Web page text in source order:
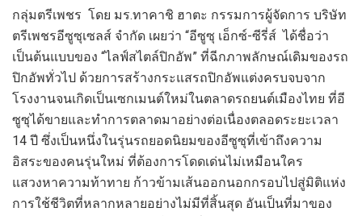
กลุ่มตรีเพชร โดย มร.ทาคาชิ ฮาตะ กรรมการผู้จัดการ บริษัท
ตรีเพชรอีซูซุเซลส์ จำกัด เผยว่า “อีซูซุ เอ็กซ์-ซีรี่ส์ ได้ชื่อว่า
เป็นต้นแบบของ “ไลฟ์สไตล์ปิกอัพ” ที่ฉีกภาพลักษณ์เดิมของรถ
ปิกอัพทั่วไป ด้วยการสร้างกระแสรถปิกอัพแต่งครบจบจาก
โรงงานจนเกิดเป็นเซกเมนต์ใหม่ในตลาดรถยนต์เมืองไทย ที่อี
ซูซุได้ขายและทำการตลาดมาอย่างต่อเนื่องตลอดระยะเวลา
14 ปี ซึ่งเป็นหนึ่งในรุ่นรถยอดนิยมของอีซูซุที่เข้าถึงความ
อิสระของคนรุ่นใหม่ ที่ต้องการโดดเด่นไม่เหมือนใคร
แสวงหาความท้าทาย ก้าวข้ามเส้นออกนอกกรอบไปสู่มิติแห่ง
การใช้ชีวิตที่หลากหลายอย่างไม่มีที่สิ้นสุด อันเป็นที่มาของ